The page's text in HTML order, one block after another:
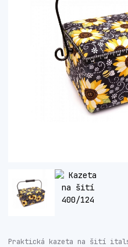
Praktická kazeta na šití